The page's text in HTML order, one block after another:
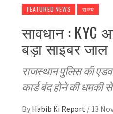
FEATURED NEWS राज्य
सावधान : KYC
बड़ा साइबर जाल
राजस्थान पुलिस की
कार्ड बंद होने की धमकी
By Habib Ki Report / 13